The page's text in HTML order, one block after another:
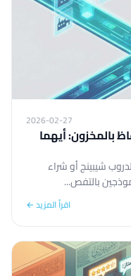
2026-02-27
بالمخزون: أيهما
شيبينج أو شراء
بالتفص...
اقرأ المزيد ←